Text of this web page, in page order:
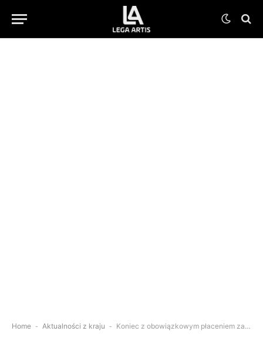
Home - Aktualności z kraju - Koniec z obowiązkowym płaceniem za abonament RTV 2025. Sprawdź czy zostałeś zwolniony